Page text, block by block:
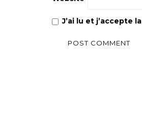
J’ai lu et j’accepte la